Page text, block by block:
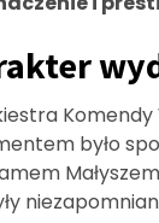
było